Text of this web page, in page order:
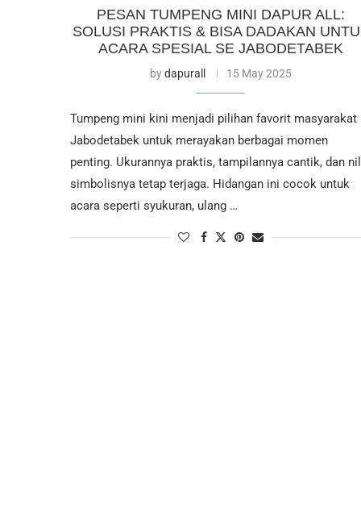
PESAN TUMPENG MINI DAPUR ALL:
SOLUSI PRAKTIS & BISA DADAKAN
ACARA SPESIAL SE JABODETABEK
bydapurall 15 May 2025
Tumpeng mini kini menjadi pilihan favorit masyarakat
Jabodetabek untuk merayakan berbagai momen
penting. Ukurannya praktis, tampilannya cantik, dan
simbolisnya tetap terjaga. Hidangan ini cocok untuk
acara seperti syukuran, ulang …